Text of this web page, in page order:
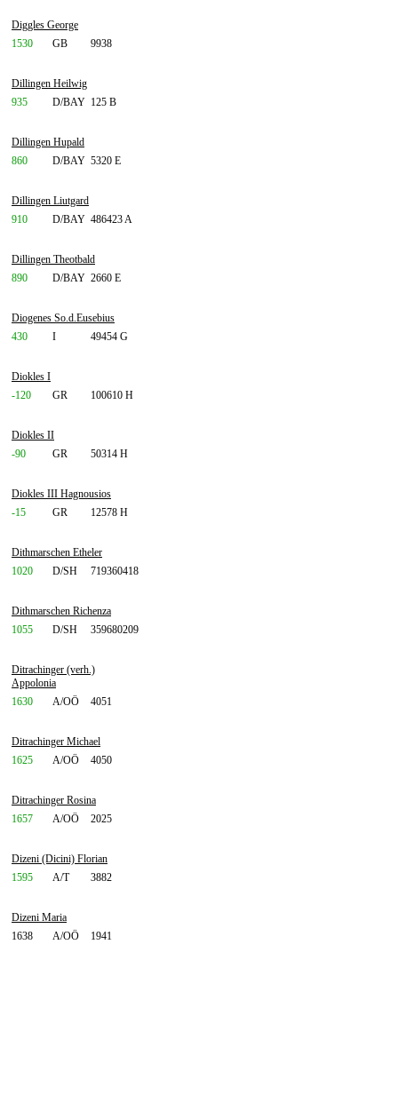
Diggles George
1530
GB 9938
Dillingen Heilwig
935
D/BAY 125 B
Dillingen Hupald
860
D/BAY 5320 E
Dillingen Liutgard
910
D/BAY 486423 A
Dillingen Theotbald
890
D/BAY 2660 E
Diogenes So.d.Eusebius
430
I 49454 G
Diokles I
-120
GR 100610 H
Diokles II
-90
GR 50314 H
Diokles III Hagnousios
-15
GR 12578 H
Dithmarschen Etheler
1020
D/SH 719360418
Dithmarschen Richenza
1055
D/SH 359680209
Ditrachinger (verh.)
Appolonia
1630
A/OÖ 4051
Ditrachinger Michael
1625
A/OÖ 4050
Ditrachinger Rosina
1657
A/OÖ 2025
Dizeni (Dicini) Florian
1595
A/T 3882
Dizeni Maria
1638
A/OÖ 1941